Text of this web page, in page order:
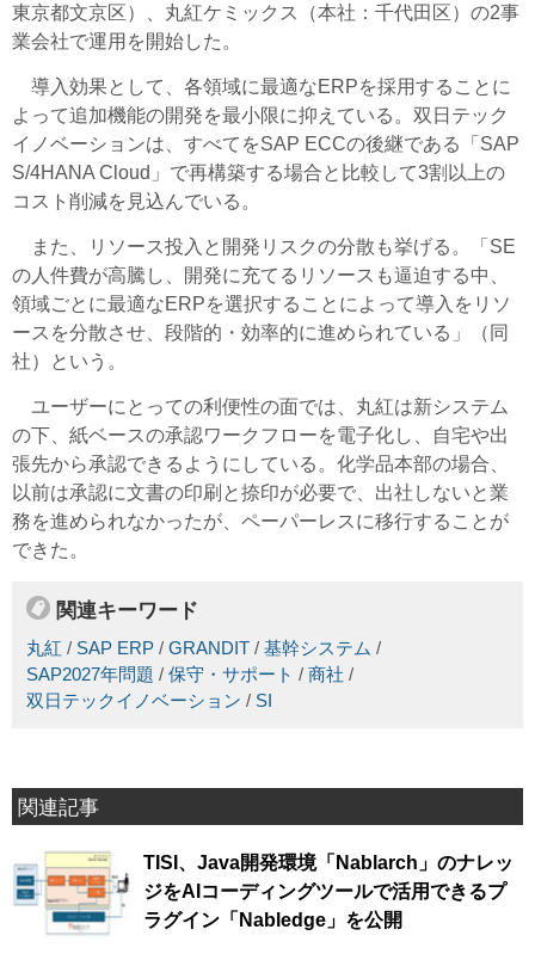
東京都文京区）、丸紅ケミックス（本社：千代田区）の2事
業会社で運用を開始した。
導入効果として、各領域に最適なERPを採用することに
よって追加機能の開発を最小限に抑えている。双日テック
イノベーションは、すべてをSAP ECCの後継である「SAP
S/4HANA Cloud」で再構築する場合と比較して3割以上の
コスト削減を見込んでいる。
また、リソース投入と開発リスクの分散も挙げる。「SE
の人件費が高騰し、開発に充てるリソースも逼迫する中、
領域ごとに最適なERPを選択することによって導入をリソ
ースを分散させ、段階的・効率的に進められている」（同
社）という。
ユーザーにとっての利便性の面では、丸紅は新システム
の下、紙ベースの承認ワークフローを電子化し、自宅や出
張先から承認できるようにしている。化学品本部の場合、
以前は承認に文書の印刷と捺印が必要で、出社しないと業
務を進められなかったが、ペーパーレスに移行することが
できた。
関連キーワード
丸紅 / SAP ERP / GRANDIT / 基幹システム /
SAP2027年問題 / 保守・サポート / 商社 /
双日テックイノベーション / SI
関連記事
TISI、Java開発環境「Nablarch」のナレッ
ジをAIコーディングツールで活用できるプ
ラグイン「Nabledge」を公開